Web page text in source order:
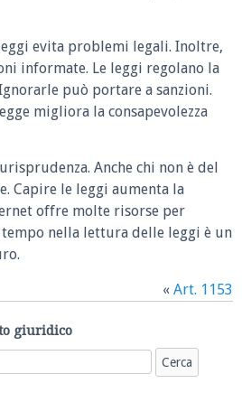
evita problemi legali. Inoltre,
informate. Le leggi regolano la
può portare a sanzioni.
migliora la consapevolezza
Anche chi non è del
Capire le leggi aumenta la
offre molte risorse per
nella lettura delle leggi è un
« Art. 1153
giuridico